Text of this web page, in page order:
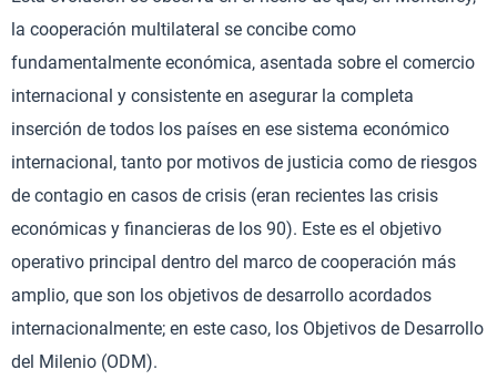
la cooperación multilateral se concibe como
fundamentalmente económica, asentada sobre el comercio
internacional y consistente en asegurar la completa
inserción de todos los países en ese sistema económico
internacional, tanto por motivos de justicia como de riesgos
de contagio en casos de crisis (eran recientes las crisis
económicas y financieras de los 90). Este es el objetivo
operativo principal dentro del marco de cooperación más
amplio, que son los objetivos de desarrollo acordados
internacionalmente; en este caso, los Objetivos de Desarrollo
del Milenio (ODM).